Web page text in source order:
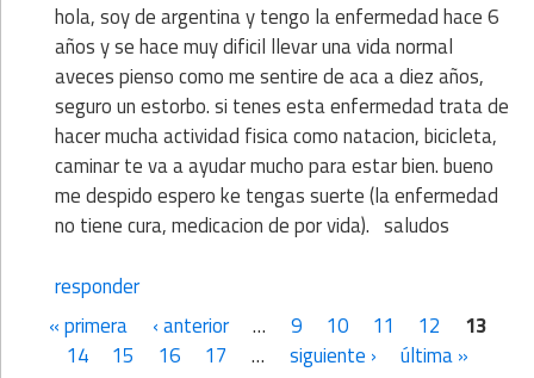
hola, soy de argentina y tengo la enfermedad hace 6
años y se hace muy dificil llevar una vida normal
aveces pienso como me sentire de aca a diez años,
seguro un estorbo. si tenes esta enfermedad trata de
hacer mucha actividad fisica como natacion, bicicleta,
caminar te va a ayudar mucho para estar bien. bueno
me despido espero ke tengas suerte (la enfermedad
no tiene cura, medicacion de por vida). saludos
responder
Páginas
« primera ‹ anterior … 9 10 11 12
13
14
15 16 17 … siguiente › última »